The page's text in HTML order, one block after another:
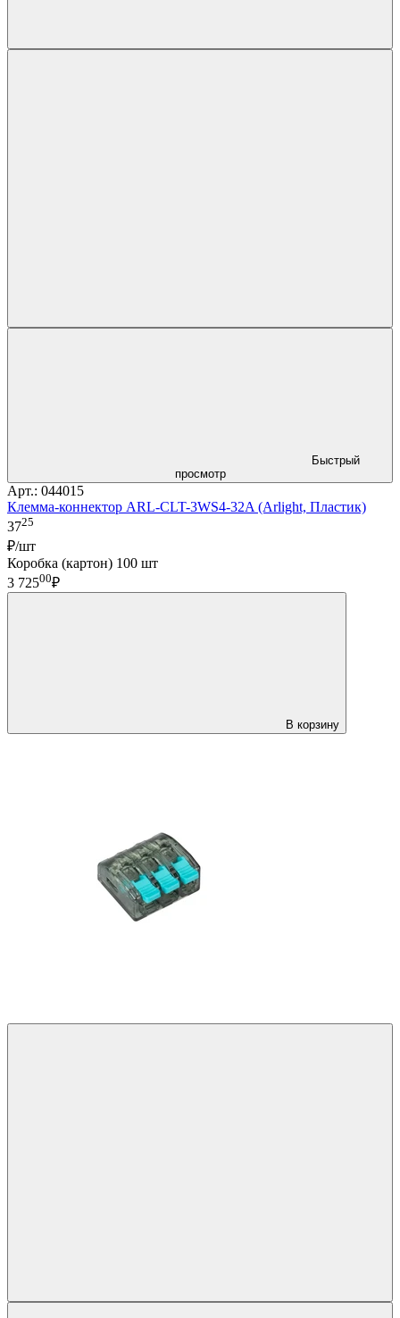
Быстрый
просмотр
Арт.: 044015
Клемма-коннектор ARL-CLT-3WS4-32A (Arlight, Пластик)
3725
₽/шт
Коробка (картон) 100 шт
3 72500₽
В корзину